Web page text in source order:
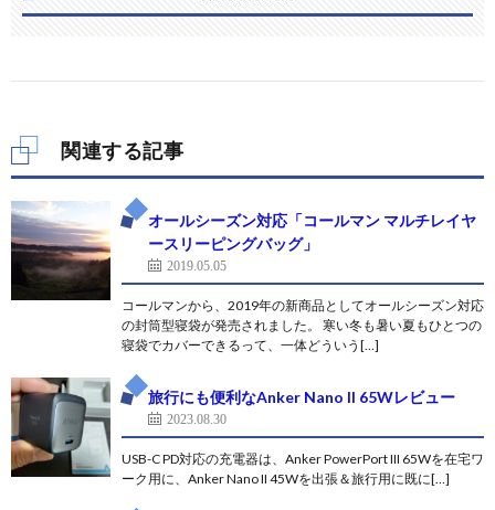
関連する記事
オールシーズン対応「コールマン マルチレイヤ
ースリーピングバッグ」
2019.05.05
コールマンから、2019年の新商品としてオールシーズン対応
の封筒型寝袋が発売されました。 寒い冬も暑い夏もひとつの
寝袋でカバーできるって、一体どういう[…]
旅行にも便利なAnker Nano II 65Wレビュー
2023.08.30
USB-C PD対応の充電器は、Anker PowerPort III 65Wを在宅ワ
ーク用に、Anker Nano II 45Wを出張＆旅行用に既に[…]